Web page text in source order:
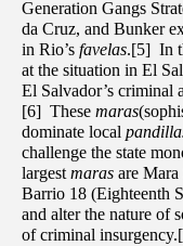
Generation Gangs
da Cruz, and Bunker
in Rio’s favelas.[5] In
at the situation in El
El Salvador’s criminal
[6] These maras
dominate local
challenge the state
largest maras are
Barrio 18 (Eighteenth
and alter the nature of
of criminal